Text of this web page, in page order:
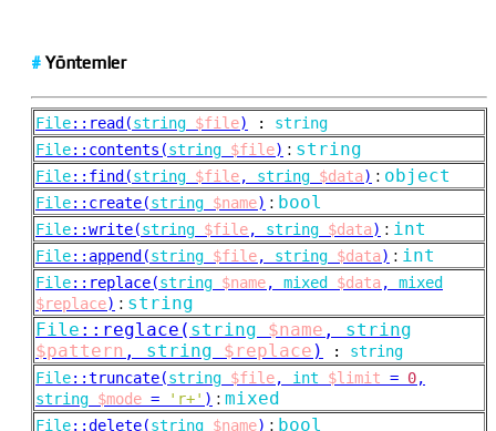
#Yöntemler
File:: read(string $file) : string
File:: contents(string $file) : string
File:: find(string $file, string $data) : object
File:: create(string $name) : bool
File::write(string $file, string $data) : int
File:: append(string $file, string $data) : int
File:: replace(string $name, mixed $data, mixed
$replace) : string
File :: reglace( string $name , string
$pattern , string $replace ) : string
File::truncate(string $file, int $limit = 0,
string $mode = 'r+' ) : mixed
File::delete(string $name) : bool